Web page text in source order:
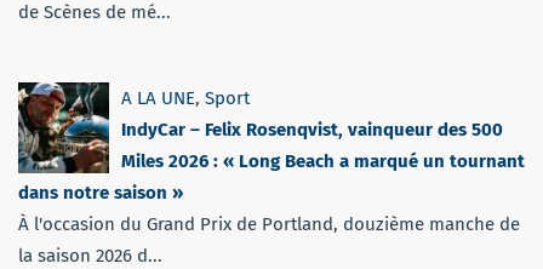
de Scènes de mé...
A LA UNE, Sport
IndyCar – Felix Rosenqvist, vainqueur des 500
Miles 2026 : « Long Beach a marqué un tournant
dans notre saison »
À l'occasion du Grand Prix de Portland, douzième manche de
la saison 2026 d...